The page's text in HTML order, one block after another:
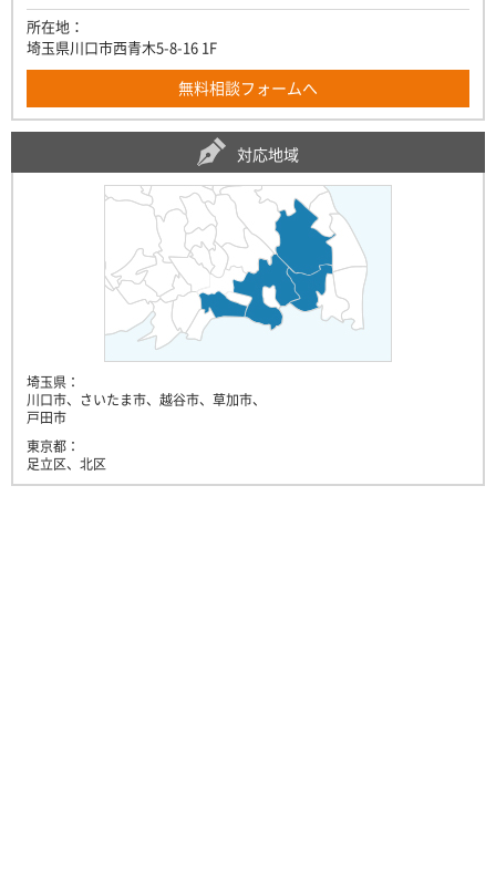
所在地：
埼玉県川口市西青木5-8-16 1F
無料相談フォームへ
対応地域
埼玉県：
川口市、さいたま市、越谷市、草加市、
戸田市
東京都：
足立区、北区